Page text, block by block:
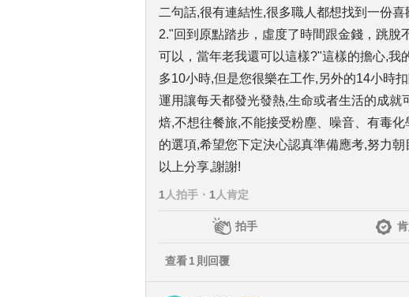
二句話,很有連結性,很多職人都想找到一份
2."回到原點踏步，虛度了時間跟金錢，跳脫
可以，當年老我還可以這樣?"這樣的擔心,我
多10小時,但是您很樂在工作,另外的14小時
運用讓每天都發光發熱,生命或者生活的成
焙,不想往餐旅,不能接受粉塵、噪音、有毒
的選項,希望您下定決心認真準備應考,努力朝
以上分享,謝謝!
1 人拍手 ・ 1 人肯定
拍手
查看1 則回覆